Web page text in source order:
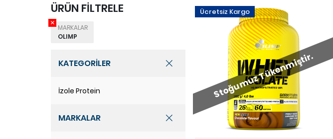
ÜRÜN FİLTRELE
MARKALAR
OLIMP
KATEGORİLER
İzole Protein
MARKALAR
Ücretsiz Kargo
Stoğumuz Tükenmiştir.